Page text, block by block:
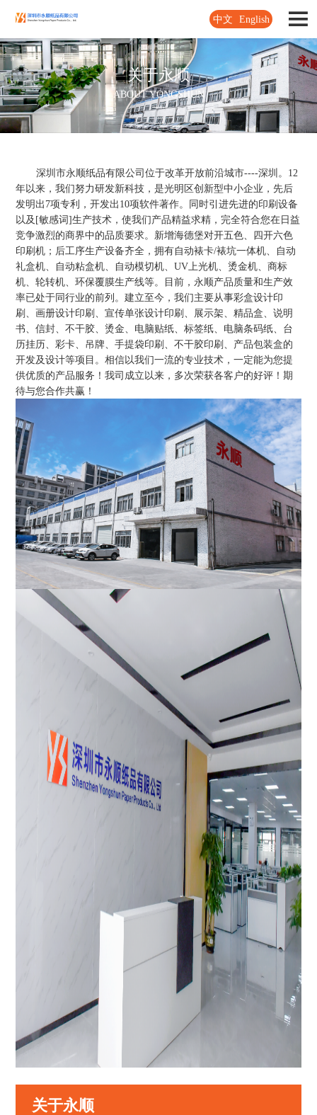
中文 English
关于永顺
ABOUT YONGSHUN
深圳市永顺纸品有限公司位于改革开放前沿城市----深圳。12
年以来，我们努力研发新科技，是光明区创新型中小企业，先后
发明出7项专利，开发出10项软件著作。同时引进先进的印刷设备
以及[敏感词]生产技术，使我们产品精益求精，完全符合您在日益
竞争激烈的商界中的品质要求。新增海德堡对开五色、四开六色
印刷机；后工序生产设备齐全，拥有自动裱卡/裱坑一体机、自动
礼盒机、自动粘盒机、自动模切机、UV上光机、烫金机、商标
机、轮转机、环保覆膜生产线等。目前，永顺产品质量和生产效
率已处于同行业的前列。建立至今，我们主要从事彩盒设计印
刷、画册设计印刷、宣传单张设计印刷、展示架、精品盒、说明
书、信封、不干胶、烫金、电脑贴纸、标签纸、电脑条码纸、台
历挂历、彩卡、吊牌、手提袋印刷、不干胶印刷、产品包装盒的
开发及设计等项目。相信以我们一流的专业技术，一定能为您提
供优质的产品服务！我司成立以来，多次荣获各客户的好评！期
待与您合作共赢！
关于永顺